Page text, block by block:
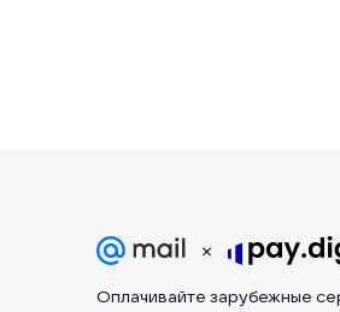
Оплачивайте зарубежные